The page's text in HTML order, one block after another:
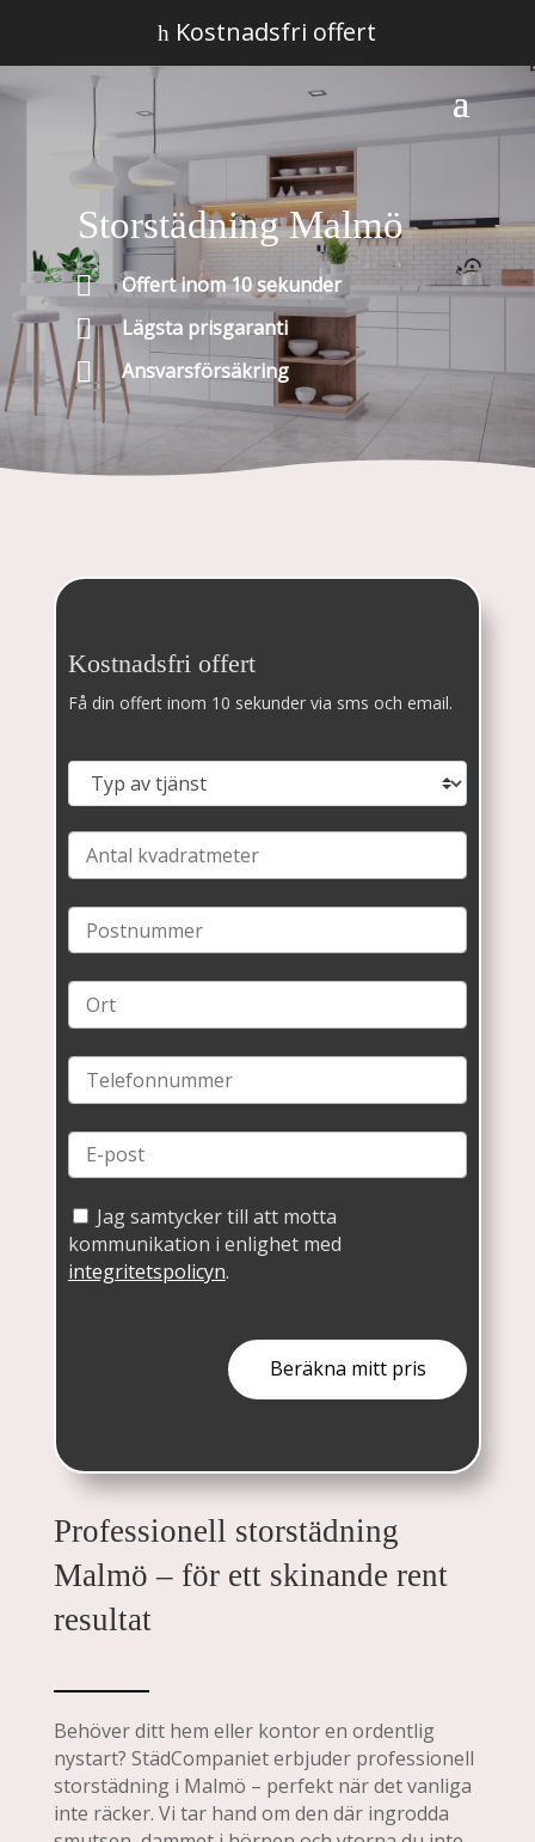
h Kostnadsfri offert
Storstädning Malmö
 Offert inom 10 sekunder
 Lägsta prisgaranti
 Ansvarsförsäkring
Kostnadsfri offert
Få din offert inom 10 sekunder via sms och email.
Jag samtycker till att motta
kommunikation i enlighet med
integritetspolicyn.
Professionell storstädning
Malmö – för ett skinande rent
resultat
Behöver ditt hem eller kontor en ordentlig
nystart? StädCompaniet erbjuder professionell
storstädning i Malmö – perfekt när det vanliga
inte räcker. Vi tar hand om den där ingrodda